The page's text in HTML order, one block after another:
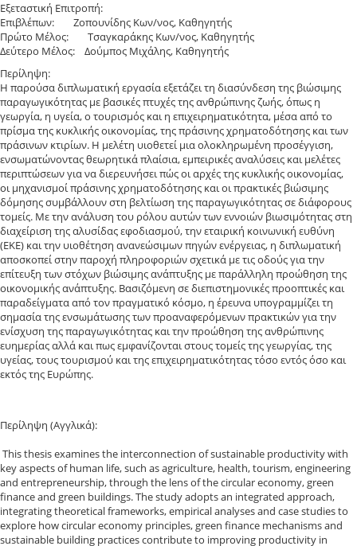
Εξεταστική Επιτροπή:
Επιβλέπων: Ζοπουνίδης Κων/νος, Καθηγητής
Πρώτο Μέλος: Τσαγκαράκης Κων/νος, Καθηγητής
Δεύτερο Μέλος: Δούμπος Μιχάλης, Καθηγητής
Περίληψη:
Η παρούσα διπλωματική εργασία εξετάζει τη διασύνδεση της βιώσιμης
παραγωγικότητας με βασικές πτυχές της ανθρώπινης ζωής, όπως η
γεωργία, η υγεία, ο τουρισμός και η επιχειρηματικότητα, μέσα από το
πρίσμα της κυκλικής οικονομίας, της πράσινης χρηματοδότησης και των
πράσινων κτιρίων. Η μελέτη υιοθετεί μια ολοκληρωμένη προσέγγιση,
ενσωματώνοντας θεωρητικά πλαίσια, εμπειρικές αναλύσεις και μελέτες
περιπτώσεων για να διερευνήσει πώς οι αρχές της κυκλικής οικονομίας,
οι μηχανισμοί πράσινης χρηματοδότησης και οι πρακτικές βιώσιμης
δόμησης συμβάλλουν στη βελτίωση της παραγωγικότητας σε διάφορους
τομείς. Με την ανάλυση του ρόλου αυτών των εννοιών βιωσιμότητας στη
διαχείριση της αλυσίδας εφοδιασμού, την εταιρική κοινωνική ευθύνη
(ΕΚΕ) και την υιοθέτηση ανανεώσιμων πηγών ενέργειας, η διπλωματική
αποσκοπεί στην παροχή πληροφοριών σχετικά με τις οδούς για την
επίτευξη των στόχων βιώσιμης ανάπτυξης με παράλληλη προώθηση της
οικονομικής ανάπτυξης. Βασιζόμενη σε διεπιστημονικές προοπτικές και
παραδείγματα από τον πραγματικό κόσμο, η έρευνα υπογραμμίζει τη
σημασία της ενσωμάτωσης των προαναφερόμενων πρακτικών για την
ενίσχυση της παραγωγικότητας και την προώθηση της ανθρώπινης
ευημερίας αλλά και πως εμφανίζονται στους τομείς της γεωργίας, της
υγείας, τους τουρισμού και της επιχειρηματικότητας τόσο εντός όσο και
εκτός της Ευρώπης.
Περίληψη (Αγγλικά):
This thesis examines the interconnection of sustainable productivity with
key aspects of human life, such as agriculture, health, tourism, engineering
and entrepreneurship, through the lens of the circular economy, green
finance and green buildings. The study adopts an integrated approach,
integrating theoretical frameworks, empirical analyses and case studies to
explore how circular economy principles, green finance mechanisms and
sustainable building practices contribute to improving productivity in